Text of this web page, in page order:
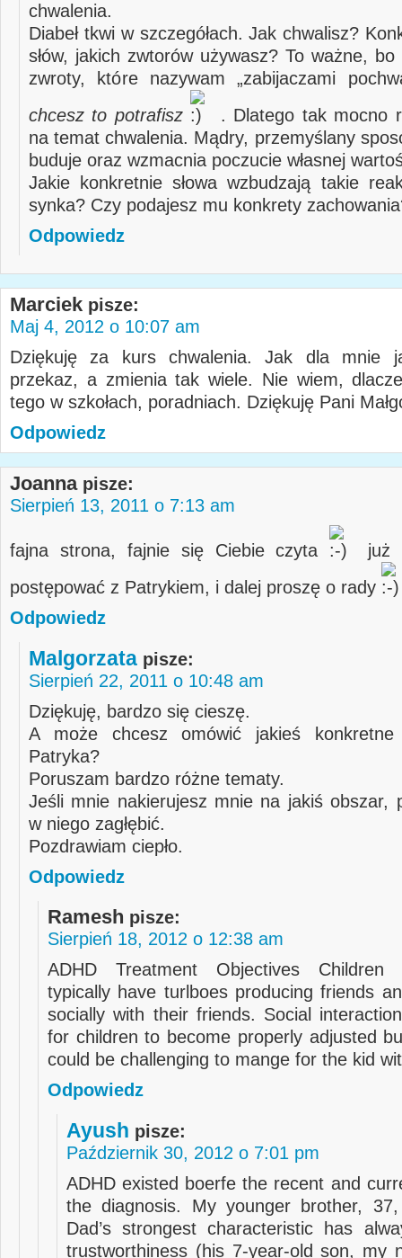
chwalenia.
Diabeł tkwi w szczegółach. Jak chwalisz?
słów, jakich zwtorów używasz? To ważne,
zwroty, które nazywam „zabijaczami
chcesz to potrafisz
. Dlatego tak mocno
na temat chwalenia. Mądry, przemyślany
buduje oraz wzmacnia poczucie własnej
Jakie konkretnie słowa wzbudzają takie
synka? Czy podajesz mu konkrety
Odpowiedz
Marciek pisze:
Maj 4, 2012 o 10:07 am
Dziękuję za kurs chwalenia. Jak dla mnie
przekaz, a zmienia tak wiele. Nie wiem,
tego w szkołach, poradniach. Dziękuję Pani
Odpowiedz
Joanna pisze:
Sierpień 13, 2011 o 7:13 am
fajna strona, fajnie się Ciebie czyta
już
postępować z Patrykiem, i dalej proszę o rady
Odpowiedz
Malgorzata pisze:
Sierpień 22, 2011 o 10:48 am
Dziękuję, bardzo się cieszę.
A może chcesz omówić jakieś konkretne
Patryka?
Poruszam bardzo różne tematy.
Jeśli mnie nakierujesz mnie na jakiś obszar,
w niego zagłębić.
Pozdrawiam ciepło.
Odpowiedz
Ramesh pisze:
Sierpień 18, 2012 o 12:38 am
ADHD Treatment Objectives Children
typically have turlboes producing friends
socially with their friends. Social
for children to become properly adjusted
could be challenging to mange for the kid
Odpowiedz
Ayush pisze:
Październik 30, 2012 o 7:01 pm
ADHD existed boerfe the recent and
the diagnosis. My younger brother,
Dad’s strongest characteristic has
trustworthiness (his 7-year-old son, my